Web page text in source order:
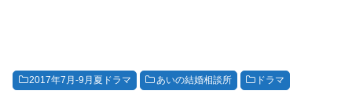
2017年7月-9月夏ドラマ あいの結婚相談所 ドラマ